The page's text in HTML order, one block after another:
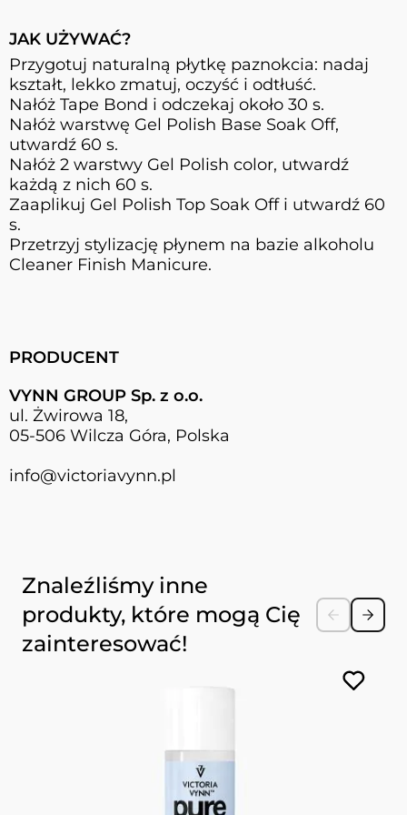
JAK UŻYWAĆ?
Przygotuj naturalną płytkę paznokcia: nadaj
kształt, lekko zmatuj, oczyść i odtłuść.
Nałóż Tape Bond i odczekaj około 30 s.
Nałóż warstwę Gel Polish Base Soak Off,
utwardź 60 s.
Nałóż 2 warstwy Gel Polish color, utwardź
każdą z nich 60 s.
Zaaplikuj Gel Polish Top Soak Off i utwardź 60
s.
Przetrzyj stylizację płynem na bazie alkoholu
Cleaner Finish Manicure.
PRODUCENT
VYNN GROUP Sp. z o.o.
ul. Żwirowa 18,
05-506 Wilcza Góra, Polska
info@victoriavynn.pl
Naciśnij, aby pominąć karuzelę
Znaleźliśmy inne
produkty, które mogą Cię
zainteresować!